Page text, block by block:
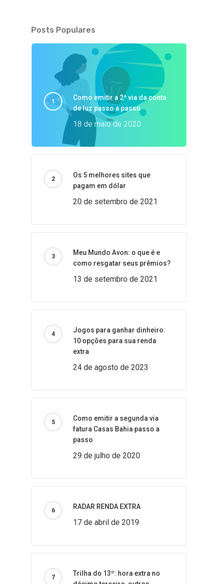
Posts Populares
Como emitir a 2ª via da conta
de luz passo a passo
18 de maio de 2020
Os 5 melhores sites que
pagam em dólar
20 de setembro de 2021
Meu Mundo Avon: o que é e
como resgatar seus prêmios?
13 de setembro de 2021
Jogos para ganhar dinheiro:
10 opções para sua renda
extra
24 de agosto de 2023
Como emitir a segunda via
fatura Casas Bahia passo a
passo
29 de julho de 2020
RADAR RENDA EXTRA
17 de abril de 2019
Trilha do 13º: hora extra no